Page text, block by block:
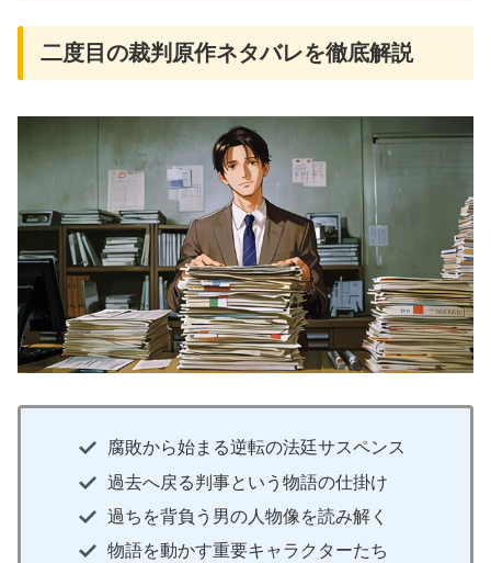
二度目の裁判原作ネタバレを徹底解説
腐敗から始まる逆転の法廷サスペンス
過去へ戻る判事という物語の仕掛け
過ちを背負う男の人物像を読み解く
物語を動かす重要キャラクターたち